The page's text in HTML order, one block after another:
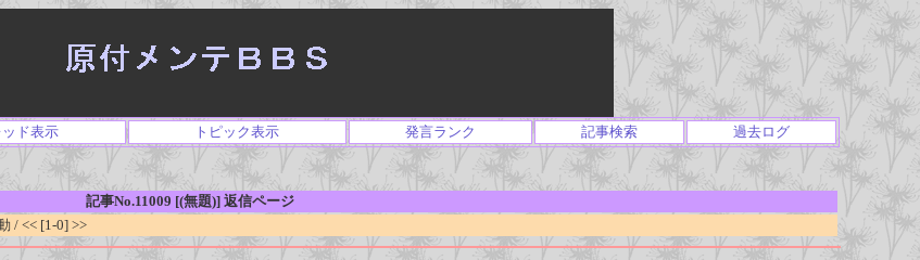
ッド表示 トピック表示 発言ランク 記事検索 過去ログ
記事No.11009 [(無題)] 返信ページ
/ << [1-0] >>